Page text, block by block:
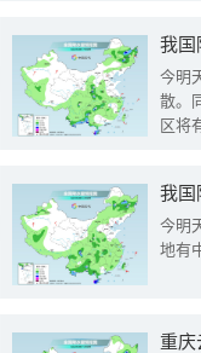
今明
散。
区将
我国
今明
地有
重庆